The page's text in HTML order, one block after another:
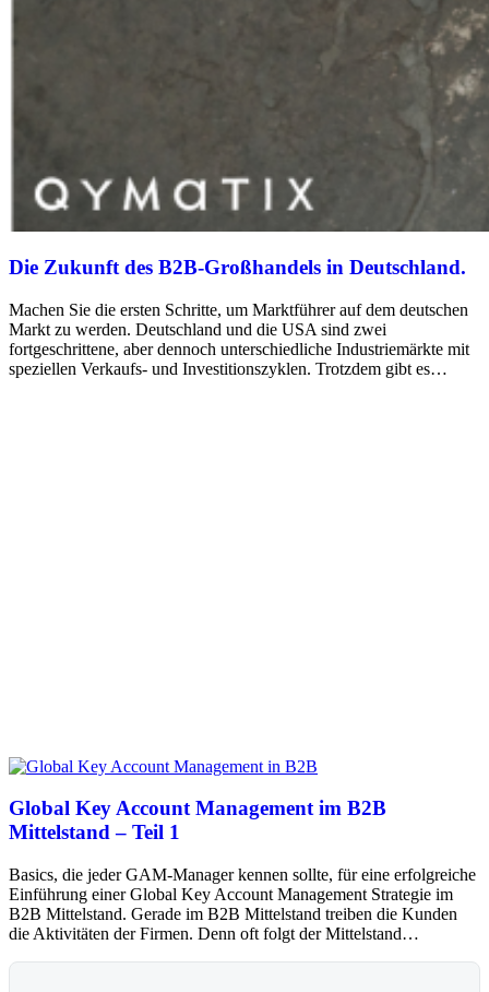
Die Zukunft des B2B-Großhandels in Deutschland.
Machen Sie die ersten Schritte, um Marktführer auf dem deutschen
Markt zu werden. Deutschland und die USA sind zwei
fortgeschrittene, aber dennoch unterschiedliche Industriemärkte mit
speziellen Verkaufs- und Investitionszyklen. Trotzdem gibt es…
Global Key Account Management im B2B
Mittelstand – Teil 1
Basics, die jeder GAM-Manager kennen sollte, für eine erfolgreiche
Einführung einer Global Key Account Management Strategie im
B2B Mittelstand. Gerade im B2B Mittelstand treiben die Kunden
die Aktivitäten der Firmen. Denn oft folgt der Mittelstand…